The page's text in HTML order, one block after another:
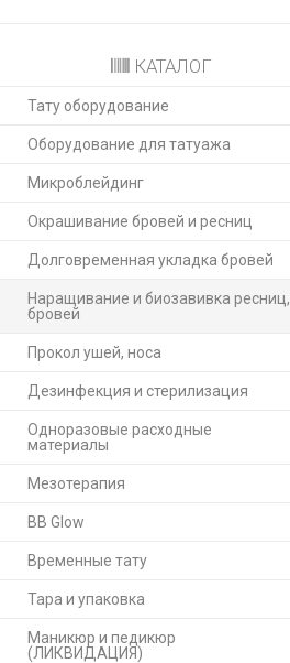
КАТАЛОГ
Тату оборудование
Оборудование для татуажа
Микроблейдинг
Окрашивание бровей и ресниц
Долговременная укладка бровей
Наращивание и биозавивка ресниц,
бровей
Прокол ушей, носа
Дезинфекция и стерилизация
Одноразовые расходные
материалы
Мезотерапия
BB Glow
Временные тату
Тара и упаковка
Маникюр и педикюр
(ЛИКВИДАЦИЯ)